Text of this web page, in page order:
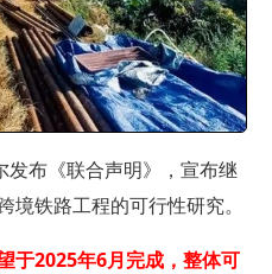
布《联合声明》，宣布继
铁路工程的可行性研究。
于2025年6月完成，整体可